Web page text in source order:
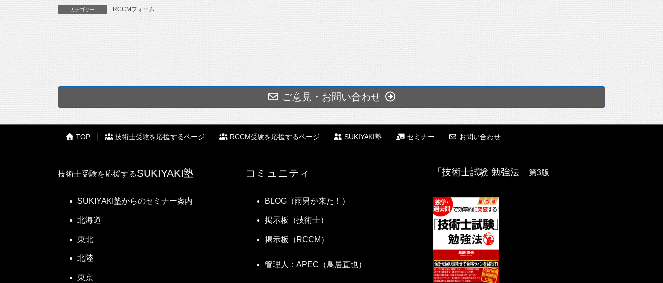
カテゴリー RCCMフォーム
ご意見・お問い合わせ
TOP 技術士受験を応援するページ RCCM受験を応援するページ SUKIYAKI塾 セミナー お問い合わせ
技術士受験を応援するSUKIYAKI塾
SUKIYAKI塾からのセミナー案内
北海道
東北
北陸
東京
コミュニティ
BLOG（雨男が来た！）
掲示板（技術士）
掲示板（RCCM）
管理人：APEC（鳥居直也）
「技術士試験 勉強法」 第3版